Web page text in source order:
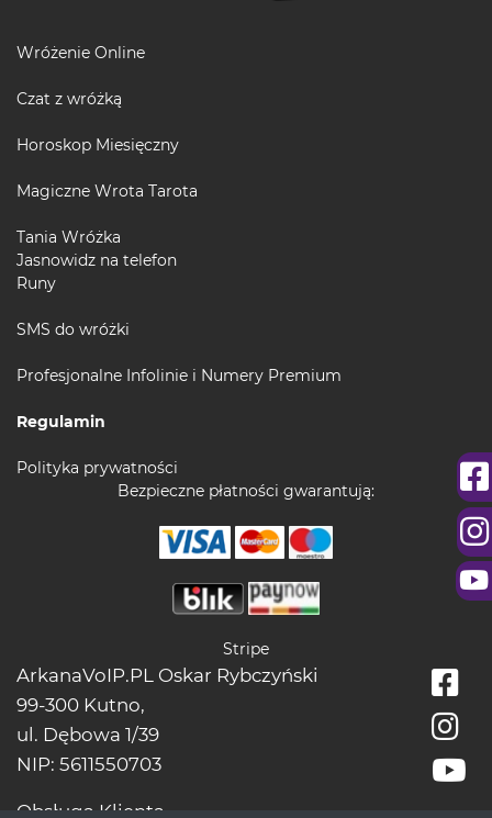
Wróżenie Online
Czat z wróżką
Horoskop Miesięczny
Magiczne Wrota Tarota
Tania Wróżka
Jasnowidz na telefon
Runy
SMS do wróżki
Profesjonalne Infolinie i Numery Premium
Regulamin
Polityka prywatności
Bezpieczne płatności gwarantują:
Stripe
ArkanaVoIP.PL Oskar Rybczyński
99-300 Kutno,
ul. Dębowa 1/39
NIP: 5611550703
Obsługa Klienta